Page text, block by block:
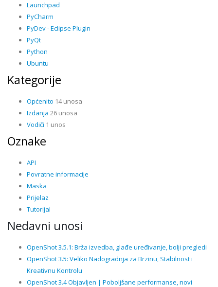
Launchpad
PyCharm
PyDev - Eclipse Plugin
PyQt
Python
Ubuntu
Kategorije
Općenito 14 unosa
Izdanja 26 unosa
Vodiči 1 unos
Oznake
API
Povratne informacije
Maska
Prijelaz
Tutorijal
Nedavni unosi
OpenShot 3.5.1: Brža izvedba, glađe uređivanje, bolji pregledi
OpenShot 3.5: Veliko Nadogradnja za Brzinu, Stabilnost i
Kreativnu Kontrolu
OpenShot 3.4 Objavljen | Poboljšane performanse, novi